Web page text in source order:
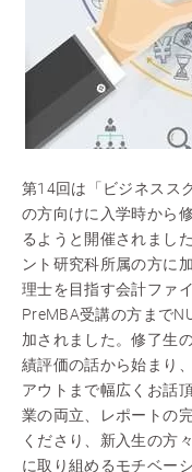
第14回は「ビジネスス
の方向けに入学時から
るようと開催されまし
ント研究科所属の方に
理士を目指す会計ファ
PreMBA受講の方まで
加されました。修了生
績評価の話から始まり
アウトまで幅広くお話
業の両立、レポートの
くださり、新入生の方
に取り組めるモチベー